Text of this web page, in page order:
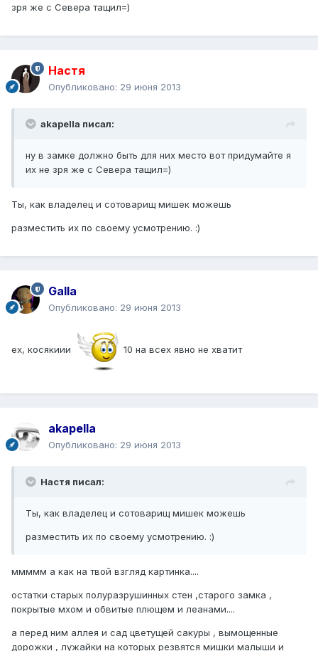
зря же с Севера тащил=)
Настя
Опубликовано: 29 июня 2013
akapella писал:
ну в замке должно быть для них место вот придумайте я
их не зря же с Севера тащил=)
Ты, как владелец и сотоварищ мишек можешь
разместить их по своему усмотрению. :)
Galla
Опубликовано: 29 июня 2013
ех, косякиии 10 на всех явно не хватит
akapella
Опубликовано: 29 июня 2013
Настя писал:
Ты, как владелец и сотоварищ мишек можешь
разместить их по своему усмотрению. :)
ммммм а как на твой взгляд картинка....
остатки старых полуразрушинных стен ,старого замка ,
покрытые мхом и обвитые плющем и леанами....
а перед ним аллея и сад цветущей сакуры , вымощенные
дорожки , лужайки на которых резвятся мишки малыши и